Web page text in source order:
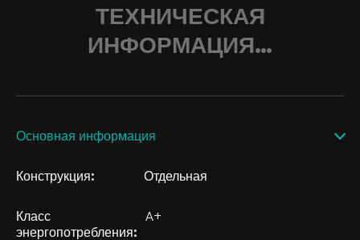
ТЕХНИЧЕСКАЯ
ИНФОРМАЦИЯ…
Основная информация
Конструкция: Отдельная
Класс
энергопотребления:
A+